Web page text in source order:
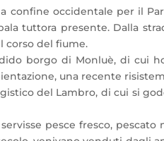
confine occidentale per il
tuttora presente. Dalla
corso del fiume.
borgo di Monluè, di cui
una recente
del Lambro, di cui si
pesce fresco, pescato